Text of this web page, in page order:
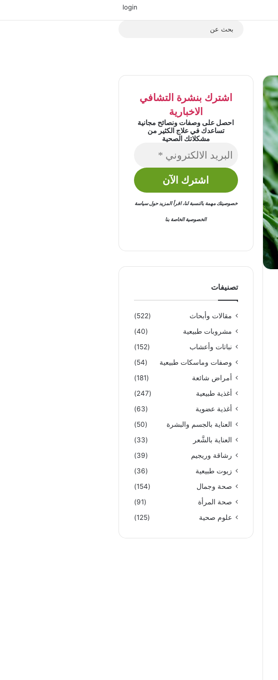
انستقرام
login
اشترك بنشرة التشافي
الاخبارية
احصل على وصفات ونصائح مجانية
تساعدك في علاج الكثير من
مشكلاتك الصحية
خصوصيتك مهمة بالنسبة لنا،اقرأ المزيد حولسياسة
الخصوصيةالخاصة بنا
تصنيفات
مقالات وأبحاث
(522)
مشروبات طبيعية
(40)
نباتات وأعشاب
(152)
وصفات وماسكات طبيعية
(54)
أمراض شائعة
(181)
أغذية طبيعية
(247)
أغذية عضوية
(63)
العناية بالجسم والبشرة
(50)
العناية بالشَّعر
(33)
رشاقة وريجيم
(39)
زيوت طبيعية
(36)
صحة وجمال
(154)
صحة المرأة
(91)
علوم صحية
(125)